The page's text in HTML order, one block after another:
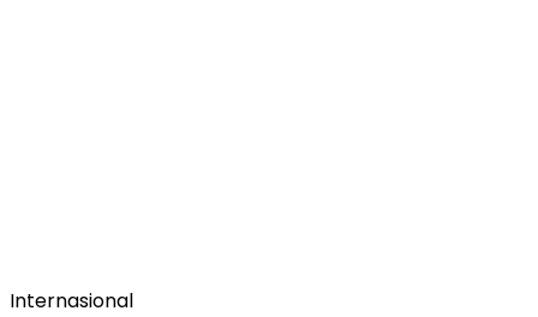
Internasional